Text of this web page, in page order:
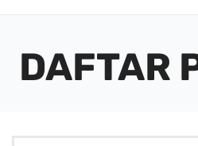
DAFTAR